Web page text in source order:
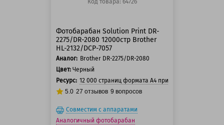
Код товара: 64726
Фотобарабан Solution Print DR-
2275/DR-2080 12000стр Brother
HL-2132/DCP-7057
Аналог: Brother DR-2275/DR-2080
Цвет: Черный
Ресурс: 12 000 страниц формата А4 при 5% заполнении
5.0 27 отзывов 9 вопросов
Совместим с аппаратами
Аналогичный фотобарабан